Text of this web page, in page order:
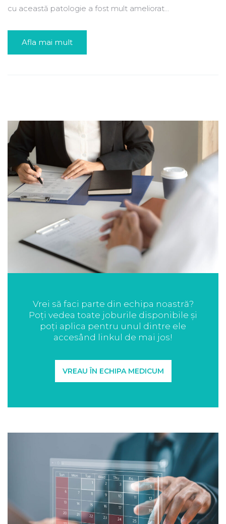
cu această patologie a fost mult ameliorat...
Afla mai mult
Vrei să faci parte din echipa noastră?
Poți vedea toate joburile disponibile și
poți aplica pentru unul dintre ele
accesând linkul de mai jos!
VREAU ÎN ECHIPA MEDICUM